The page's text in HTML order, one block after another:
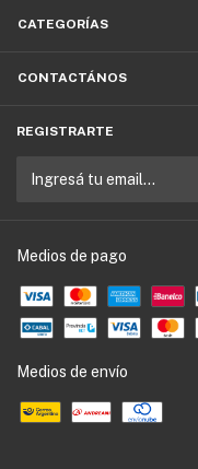
CATEGORÍAS
CONTACTÁNOS
REGISTRARTE
Medios de pago
Medios de envío